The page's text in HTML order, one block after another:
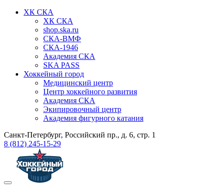
ХК СКА
ХК СКА
shop.ska.ru
СКА-ВМФ
СКА-1946
Академия СКА
SKA PASS
Хоккейный город
Медицинский центр
Центр хоккейного развития
Академия СКА
Экипировочный центр
Академия фигурного катания
Санкт-Петербург, Российский пр., д. 6, стр. 1
8 (812) 245-15-29